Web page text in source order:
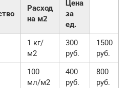
Расход
на м2
Цена
за
ед.
1 кг/
м2
300
руб.
1500
руб.
100
мл/м2
400
руб.
800
руб.